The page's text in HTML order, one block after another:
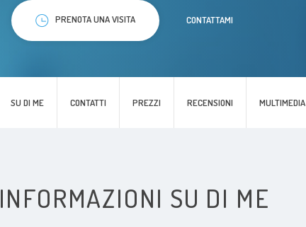
SU DI ME CONTATTI PREZZI RECENSIONI MULTIMEDIA
PRENOTA UNA VISITA CONTATTAMI
INFORMAZIONI SU DI ME